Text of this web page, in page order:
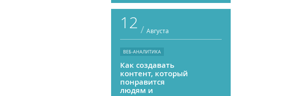
12 / Августа
ВЕБ-АНАЛИТИКА
Как создавать
контент, который
понравится
людям и